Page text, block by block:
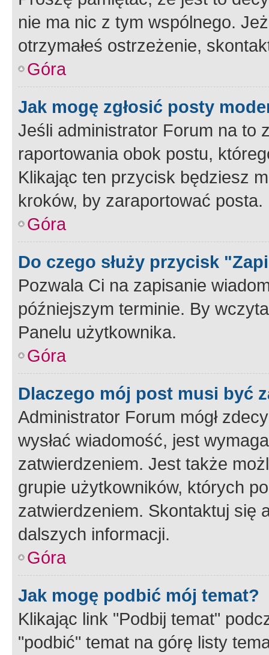
nie ma nic z tym wspólnego.
otrzymałeś ostrzeżenie,
Góra
Jak mogę zgłosić posty
Jeśli administrator Forum na to
raportowania obok postu,
Klikając ten przycisk będziesz
kroków, by zaraportować posta.
Góra
Do czego służy przycisk
Pozwala Ci na zapisanie
późniejszym terminie. By
Panelu użytkownika.
Góra
Dlaczego mój post musi być
Administrator Forum mógł
wysłać wiadomość, jest
zatwierdzeniem. Jest także
grupie użytkowników, których
zatwierdzeniem. Skontaktuj się
dalszych informacji.
Góra
Jak mogę podbić mój temat?
Klikając link "Podbij temat"
"podbić" temat na górę listy